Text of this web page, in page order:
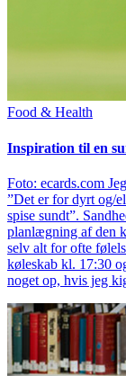
Food & Health
Inspiration til en
Foto: ecards.com
”Det er for dyrt og/
spise sundt”.
planlægning af den
selv alt for ofte
køleskab kl. 17:30
noget op, hvis jeg